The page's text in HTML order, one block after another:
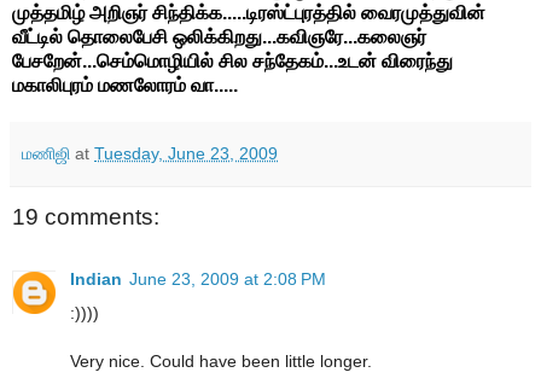
முத்தமிழ் அறிஞர் சிந்திக்க.....டிரஸ்ட்புரத்தில் வைரமுத்துவின்
வீட்டில் தொலைபேசி ஒலிக்கிறது...கவிஞரே...கலைஞர்
பேசறேன்...செம்மொழியில் சில சந்தேகம்...உடன் விரைந்து
மகாலிபுரம் மணலோரம் வா.....
மணிஜி at Tuesday, June 23, 2009
19 comments:
Indian June 23, 2009 at 2:08 PM
:))))
Very nice. Could have been little longer.